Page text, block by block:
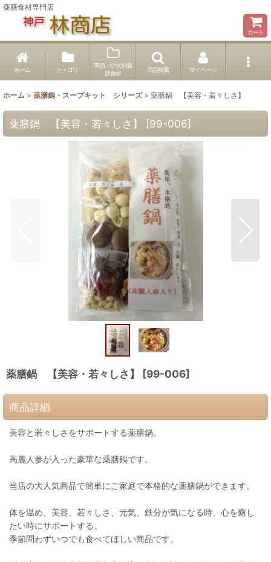
薬膳食材専門店
カート
ホーム カテゴリ
季節・症状別薬
膳食材
商品検索 マイページ
ホーム > 薬膳鍋・スープキット シリーズ > 薬膳鍋 【美容・若々しさ】
薬膳鍋 【美容・若々しさ】 [99-006]
薬膳鍋 【美容・若々しさ】 [99-006]
商品詳細
美容と若々しさをサポートする薬膳鍋。
高麗人参が入った豪華な薬膳鍋です。
当店の大人気商品で簡単にご家庭で本格的な薬膳鍋ができます。
体を温め、美容、若々しさ、元気、鉄分が気になる時、心を癒し
たい時にサポートする。
季節問わずいつでも食べてほしい商品です。